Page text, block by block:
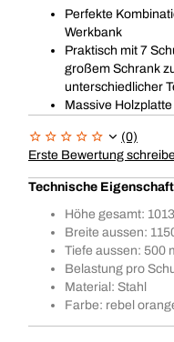
Perfekte
Werkbank
Praktisch mit 7
großem Schrank
unterschiedlicher
Massive
(0)
Erste Bewertung
Technische
Höhe gesamt:
Breite aussen:
Tiefe aussen: 500
Belastung pro
Material: Stahl
Farbe: rebel